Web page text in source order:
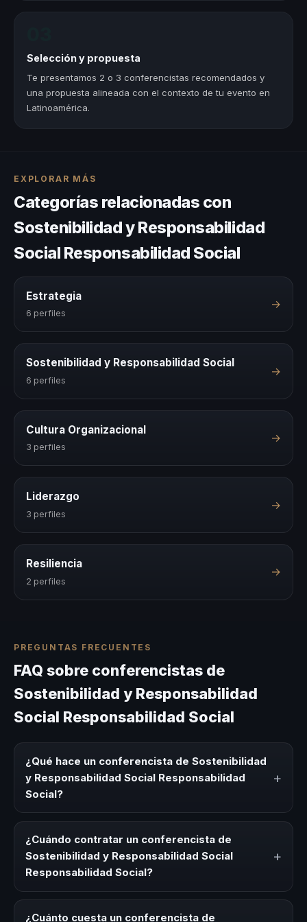
Selección y propuesta
Te presentamos 2 o 3 conferencistas recomendados y
una propuesta alineada con el contexto de tu evento en
Latinoamérica.
EXPLORAR MÁS
Categorías relacionadas con
Sostenibilidad y Responsabilidad
Social Responsabilidad Social
Estrategia
6 perfiles
→
Sostenibilidad y Responsabilidad Social
6 perfiles
→
Cultura Organizacional
3 perfiles
→
Liderazgo
3 perfiles
→
Resiliencia
2 perfiles
→
PREGUNTAS FRECUENTES
FAQ sobre conferencistas de
Sostenibilidad y Responsabilidad
Social Responsabilidad Social
¿Qué hace un conferencista de Sostenibilidad
y Responsabilidad Social Responsabilidad
Social?
+
Social Responsabilidad Social es un experto que
comparte conocimiento, estrategias y experiencias sobre
este tema en eventos corporativos, convenciones y
seminarios. Su objetivo es generar reflexión, inspiración y
herramientas aplicables para la audiencia.
¿Cuándo contratar un conferencista de
Sostenibilidad y Responsabilidad Social
Responsabilidad Social?
+
Responsabilidad Social Responsabilidad Social para kick-
¿Cuánto cuesta un conferencista de